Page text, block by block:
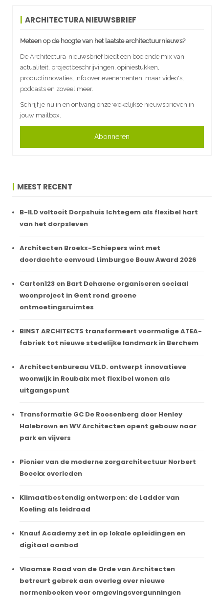
ARCHITECTURA NIEUWSBRIEF
Meteen op de hoogte van het laatste architectuurnieuws?
De Architectura-nieuwsbrief biedt een boeiende mix van
actualiteit, projectbeschrijvingen, opiniestukken,
productinnovaties, info over evenementen, maar video's,
podcasts en zoveel meer.
Schrijf je nu in en ontvang onze wekelijkse nieuwsbrieven in
jouw mailbox.
Abonneren
MEEST RECENT
B-ILD voltooit Dorpshuis Ichtegem als flexibel hart
van het dorpsleven
Architecten Broekx-Schiepers wint met
doordachte eenvoud Limburgse Bouw Award 2026
Carton123 en Bart Dehaene organiseren sociaal
woonproject in Gent rond groene
ontmoetingsruimtes
BINST ARCHITECTS transformeert voormalige ATEA-
fabriek tot nieuwe stedelijke landmark in Berchem
Architectenbureau VELD. ontwerpt innovatieve
woonwijk in Roubaix met flexibel wonen als
uitgangspunt
Transformatie GC De Roosenberg door Henley
Halebrown en WV Architecten opent gebouw naar
park en vijvers
Pionier van de moderne zorgarchitectuur Norbert
Boeckx overleden
Klimaatbestendig ontwerpen: de Ladder van
Koeling als leidraad
Knauf Academy zet in op lokale opleidingen en
digitaal aanbod
Vlaamse Raad van de Orde van Architecten
betreurt gebrek aan overleg over nieuwe
normenboeken voor omgevingsvergunningen